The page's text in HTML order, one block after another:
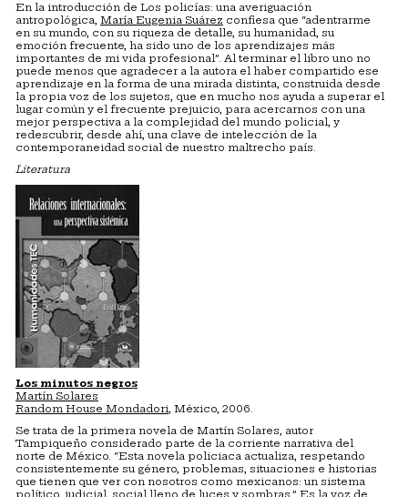
En la introducción de Los policías: una averiguación
antropológica, María Eugenia Suárez confiesa que “adentrarme
en su mundo, con su riqueza de detalle, su humanidad, su
emoción frecuente, ha sido uno de los aprendizajes más
importantes de mi vida profesional”. Al terminar el libro uno no
puede menos que agradecer a la autora el haber compartido ese
aprendizaje en la forma de una mirada distinta, construida desde
la propia voz de los sujetos, que en mucho nos ayuda a superar el
lugar común y el frecuente prejuicio, para acercarnos con una
mejor perspectiva a la complejidad del mundo policial, y
redescubrir, desde ahí, una clave de intelección de la
contemporaneidad social de nuestro maltrecho país.
Literatura
Los minutos negros
Martín Solares
Random House Mondadori, México, 2006.
Se trata de la primera novela de Martín Solares, autor
Tampiqueño considerado parte de la corriente narrativa del
norte de México. “Esta novela policiaca actualiza, respetando
consistentemente su género, problemas, situaciones e historias
que tienen que ver con nosotros como mexicanos: un sistema